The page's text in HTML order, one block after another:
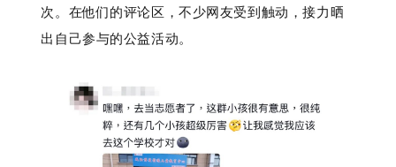
次。在他们的评论区，不少网友受到触动，接力晒
出自己参与的公益活动。